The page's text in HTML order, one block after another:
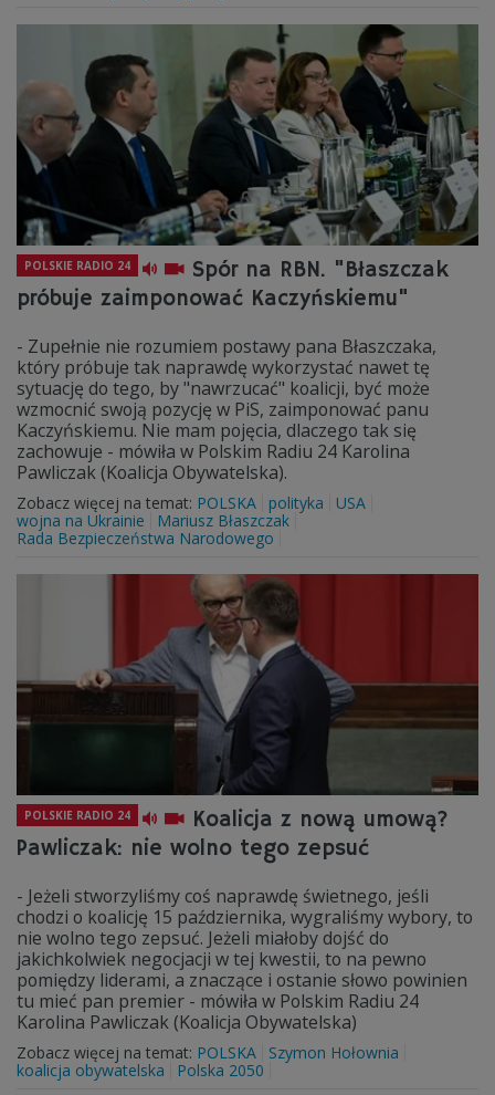
POLSKIE RADIO 24
Spór na RBN. "Błaszczak
próbuje zaimponować Kaczyńskiemu"
- Zupełnie nie rozumiem postawy pana Błaszczaka,
który próbuje tak naprawdę wykorzystać nawet tę
sytuację do tego, by "nawrzucać" koalicji, być może
wzmocnić swoją pozycję w PiS, zaimponować panu
Kaczyńskiemu. Nie mam pojęcia, dlaczego tak się
zachowuje - mówiła w Polskim Radiu 24 Karolina
Pawliczak (Koalicja Obywatelska).
Zobacz więcej na temat: POLSKA polityka
USA
wojna na Ukrainie
Mariusz Błaszczak
Rada Bezpieczeństwa Narodowego
POLSKIE RADIO 24
Koalicja z nową umową?
Pawliczak: nie wolno tego zepsuć
- Jeżeli stworzyliśmy coś naprawdę świetnego, jeśli
chodzi o koalicję 15 października, wygraliśmy wybory, to
nie wolno tego zepsuć. Jeżeli miałoby dojść do
jakichkolwiek negocjacji w tej kwestii, to na pewno
pomiędzy liderami, a znaczące i ostanie słowo powinien
tu mieć pan premier - mówiła w Polskim Radiu 24
Karolina Pawliczak (Koalicja Obywatelska)
Zobacz więcej na temat: POLSKA
Szymon Hołownia
koalicja obywatelska
Polska 2050